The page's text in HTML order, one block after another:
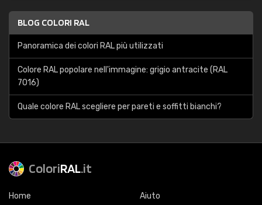
BLOG COLORI RAL
Panoramica dei colori RAL più utilizzati
Colore RAL popolare nell'immagine: grigio antracite (RAL
7016)
Quale colore RAL scegliere per pareti e soffitti bianchi?
ColoriRAL.it
Home
Aiuto